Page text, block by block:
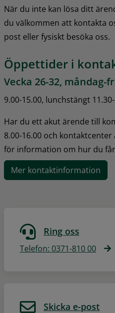
När du inte kan lösa ditt
du välkommen att kontakta
post eller fysiskt besöka oss.
Öppettider i
Vecka 26-32, måndag-
9.00-15.00, lunchstängt
Har du ett akut ärende till
8.00-16.00 och
för information om hur du
Mer kontaktinformation
Ring oss
Telefon: 0371-810 00
Skicka e-post